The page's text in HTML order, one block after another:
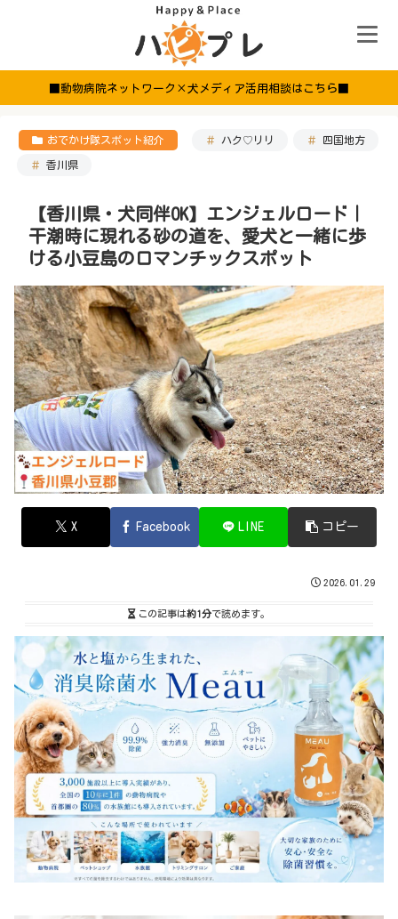
■動物病院ネットワーク×犬メディア活用相談はこちら■
おでかけ隊スポット紹介 ハク♡リリ 四国地方
香川県
【香川県・犬同伴OK】エンジェルロード｜
干潮時に現れる砂の道を、愛犬と一緒に歩
ける小豆島のロマンチックスポット
X Facebook LINE コピー
2026.01.29
この記事は約1分で読めます。